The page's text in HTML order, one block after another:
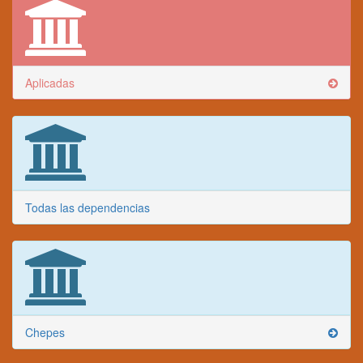
Aplicadas
Todas las dependencias
Chepes